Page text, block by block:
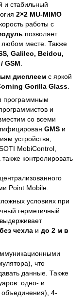
и стабильный
2×2 MU-MIMO
работы с
позволяет
любом месте. Также
Galileo, Beidou,
GSM
дисплеем с яркой
Gorilla Glass
программным
и
со всеми
GMS и
устройства,
MobiControl,
контролировать
Point Mobile.
условиях при
герметичный
выдерживает
чехла и до 2 м в
что
данные. Также
одно- и
объединения), 4-